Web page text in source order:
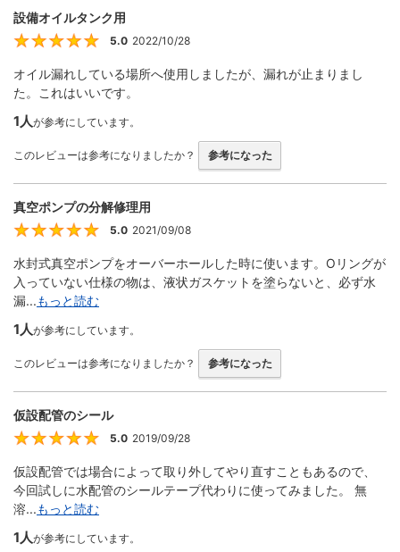
設備オイルタンク用
5
5.0 2022/10/28
オイル漏れしている場所へ使用しましたが、漏れが止まりまし
た。これはいいです。
1人が参考にしています。
このレビューは参考になりましたか？ 参考になった
真空ポンプの分解修理用
5
5.0 2021/09/08
水封式真空ポンプをオーバーホールした時に使います。Oリングが
入っていない仕様の物は、液状ガスケットを塗らないと、必ず水
漏...もっと読む
1人が参考にしています。
このレビューは参考になりましたか？ 参考になった
仮設配管のシール
5
5.0 2019/09/28
仮設配管では場合によって取り外してやり直すこともあるので、
今回試しに水配管のシールテープ代わりに使ってみました。 無
溶...もっと読む
1人が参考にしています。